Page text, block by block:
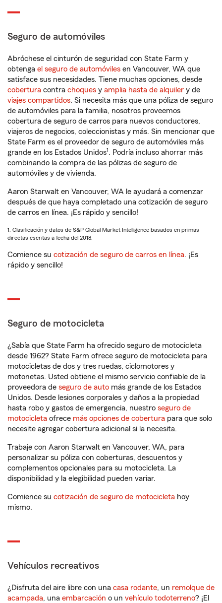
Seguro de automóviles
Abróchese el cinturón de seguridad con State Farm y
obtenga el seguro de automóviles en Vancouver, WA que
satisface sus necesidades. Tiene muchas opciones, desde
cobertura contra choques y amplia hasta de alquiler y de
viajes compartidos. Si necesita más que una póliza de seguro
de automóviles para la familia, nosotros proveemos
cobertura de seguro de carros para nuevos conductores,
viajeros de negocios, coleccionistas y más. Sin mencionar que
State Farm es el proveedor de seguro de automóviles más
grande en los Estados Unidos1 . Podría incluso ahorrar más
combinando la compra de las pólizas de seguro de
automóviles y de vivienda.
Aaron Starwalt en Vancouver, WA le ayudará a comenzar
después de que haya completado una cotización de seguro
de carros en línea. ¡Es rápido y sencillo!
1. Clasificación y datos de S&P Global Market Intelligence basados en primas
directas escritas a fecha del 2018.
Comience su cotización de seguro de carros en línea. ¡Es
rápido y sencillo!
Seguro de motocicleta
¿Sabía que State Farm ha ofrecido seguro de motocicleta
desde 1962? State Farm ofrece seguro de motocicleta para
motocicletas de dos y tres ruedas, ciclomotores y
motonetas. Usted obtiene el mismo servicio confiable de la
proveedora de seguro de auto más grande de los Estados
Unidos. Desde lesiones corporales y daños a la propiedad
hasta robo y gastos de emergencia, nuestro seguro de
motocicleta ofrece más opciones de cobertura para que solo
necesite agregar cobertura adicional si la necesita.
Trabaje con Aaron Starwalt en Vancouver, WA, para
personalizar su póliza con coberturas, descuentos y
complementos opcionales para su motocicleta. La
disponibilidad y la elegibilidad pueden variar.
Comience su cotización de seguro de motocicleta hoy
mismo.
Vehículos recreativos
¿Disfruta del aire libre con una casa rodante, un remolque de
acampada, una embarcación o un vehículo todoterreno? ¡El